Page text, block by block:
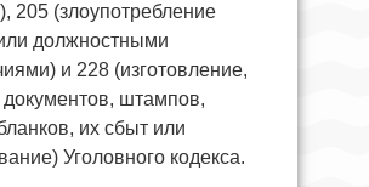
205 (злоупотребление
должностными
и 228 (изготовление,
документов, штампов,
их сбыт или
Уголовного кодекса.